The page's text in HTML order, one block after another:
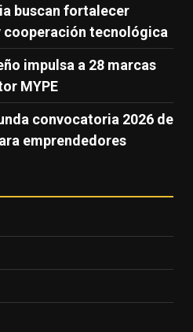
buscan fortalecer
cooperación tecnológica
impulsa a 28 marcas
MYPE
convocatoria 2026 de
emprendedores